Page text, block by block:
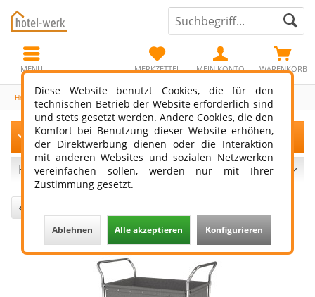
WARENKORB
MERKZETTEL MEIN KONTO
MENÜ
Housekeeping
Filtern
Diese Website benutzt Cookies, die für den
technischen Betrieb der Website erforderlich sind
und stets gesetzt werden. Andere Cookies, die den
Komfort bei Benutzung dieser Website erhöhen,
der Direktwerbung dienen oder die Interaktion
mit anderen Websites und sozialen Netzwerken
vereinfachen sollen, werden nur mit Ihrer
Zustimmung gesetzt.
Ablehnen Alle akzeptieren Konfigurieren